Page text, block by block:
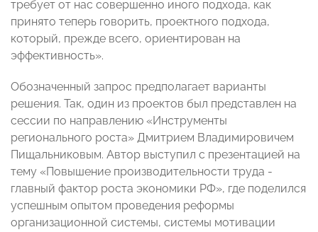
требует от нас совершенно иного подхода, как
принято теперь говорить, проектного подхода,
который, прежде всего, ориентирован на
эффективность».
Обозначенный запрос предполагает варианты
решения. Так, один из проектов был представлен на
сессии по направлению «Инструменты
регионального роста» Дмитрием Владимировичем
Пищальниковым. Автор выступил с презентацией на
тему «Повышение производительности труда -
главный фактор роста экономики РФ», где поделился
успешным опытом проведения реформы
организационной системы, системы мотивации